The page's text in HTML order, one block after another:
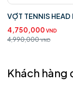
VỢT TENNIS
4,750,000 VND
4,990,000 VND
Khách hàng